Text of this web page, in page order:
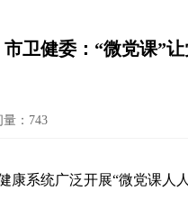
市卫健委：“微党课”
： 743
统广泛开展“微党课人